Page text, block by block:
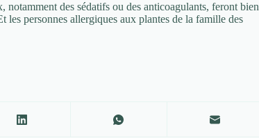
des sédatifs ou des anticoagulants, feront bien
personnes allergiques aux plantes de la famille des